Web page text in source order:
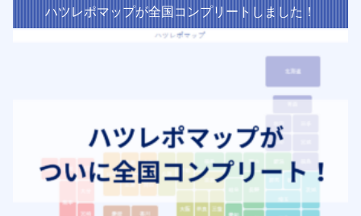
ハツレポマップが全国コンプリートしました！